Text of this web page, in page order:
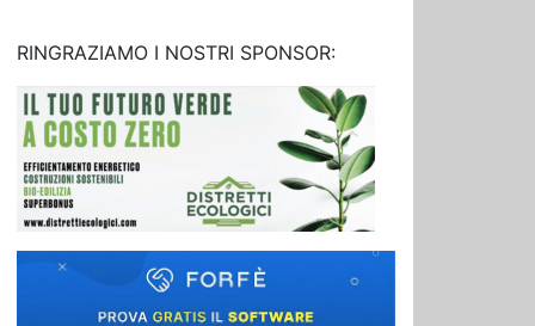
RINGRAZIAMO I NOSTRI SPONSOR: